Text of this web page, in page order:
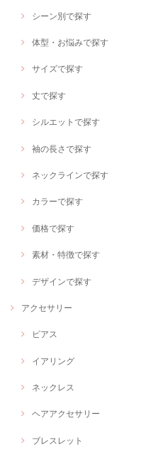
シーン別で探す
体型・お悩みで探す
サイズで探す
丈で探す
シルエットで探す
袖の長さで探す
ネックラインで探す
カラーで探す
価格で探す
素材・特徴で探す
デザインで探す
アクセサリー
ピアス
イアリング
ネックレス
ヘアアクセサリー
ブレスレット